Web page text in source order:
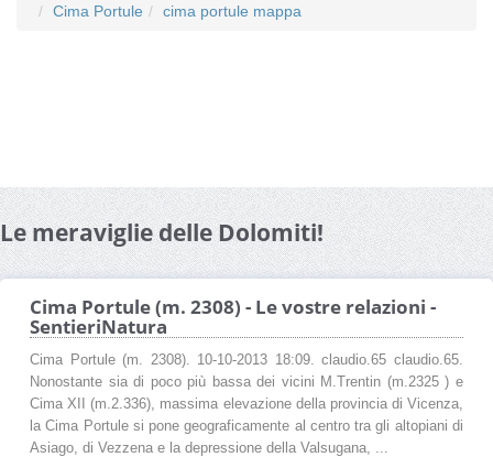
Cima Portule
cima portule mappa
Le meraviglie delle Dolomiti!
Cima Portule (m. 2308) - Le vostre relazioni -
SentieriNatura
Cima Portule (m. 2308). 10-10-2013 18:09. claudio.65 claudio.65.
Nonostante sia di poco più bassa dei vicini M.Trentin (m.2325 ) e
Cima XII (m.2.336), massima elevazione della provincia di Vicenza,
la Cima Portule si pone geograficamente al centro tra gli altopiani di
Asiago, di Vezzena e la depressione della Valsugana, ...